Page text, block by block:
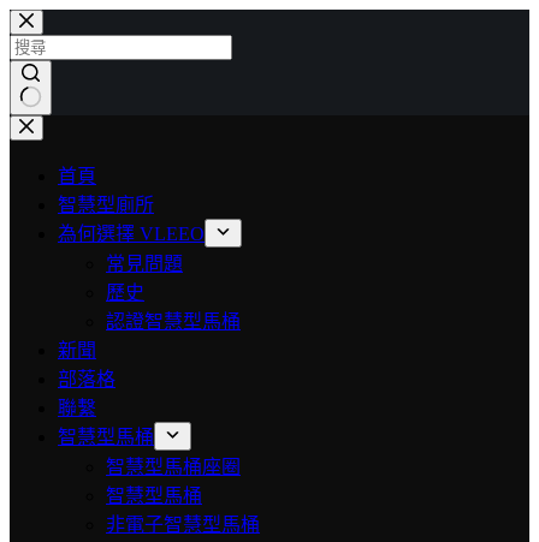
首頁
智慧型廁所
為何選擇 VLEEO
常見問題
歷史
認證智慧型馬桶
新聞
部落格
聯繫
智慧型馬桶
智慧型馬桶座圈
智慧型馬桶
非電子智慧型馬桶